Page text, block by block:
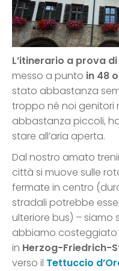
L’itinerario a prova
messo a punto in 48
stato abbastanza
troppo né noi genitori
abbastanza piccoli,
stare all’aria aperta.
Dal nostro amato
città si muove sulle
fermate in centro
stradali potrebbe
ulteriore bus) – siamo
abbiamo costeggiato
in Herzog-Friedrich-
verso il Tettuccio